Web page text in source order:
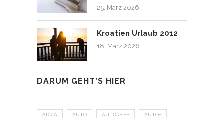
25. März 2026
Kroatien Urlaub 2012
18. März 2026
DARUM GEHT’S HIER
ADRIA AUTO AUTOREISE AUTOS